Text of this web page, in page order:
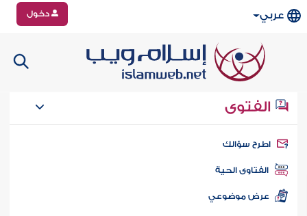
عربي دخول
الفتوى
سؤالك
الفتاوى الحية